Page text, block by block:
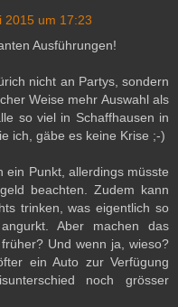
2015 um 17:23
Ausführungen!
nicht an Partys, sondern
Weise mehr Auswahl als
so viel in Schaffhausen in
ich, gäbe es keine Krise ;-)
ein Punkt, allerdings müsste
beachten. Zudem kann
trinken, was eigentlich so
Aber machen das
Und wenn ja, wieso?
ein Auto zur Verfügung
noch grösser